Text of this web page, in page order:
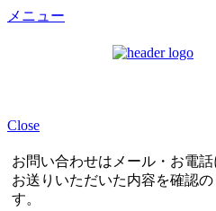
メニュー
Close
お問い合わせはメール・お電話
お送りいただいた内容を確認
す。